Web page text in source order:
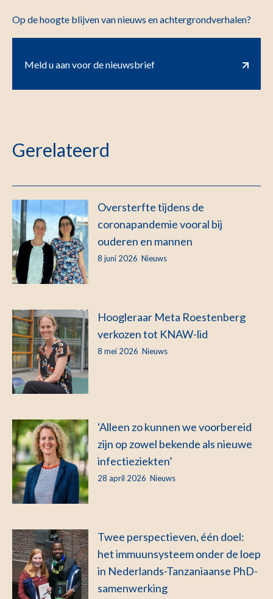
Op de hoogte blijven van nieuws en achtergrondverhalen?
Meld u aan voor de nieuwsbrief
Gerelateerd
Oversterfte tijdens de
coronapandemie vooral bij
ouderen en mannen
8 juni 2026 Nieuws
Hoogleraar Meta Roestenberg
verkozen tot KNAW-lid
8 mei 2026 Nieuws
‘Alleen zo kunnen we voorbereid
zijn op zowel bekende als nieuwe
infectieziekten’
28 april 2026 Nieuws
Twee perspectieven, één doel:
het immuunsysteem onder de loep
in Nederlands-Tanzaniaanse PhD-
samenwerking